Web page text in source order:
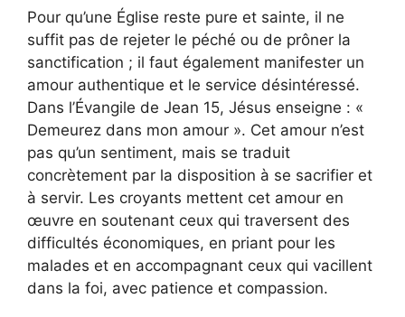
Pour qu’une Église reste pure et sainte, il ne
suffit pas de rejeter le péché ou de prôner la
sanctification ; il faut également manifester un
amour authentique et le service désintéressé.
Dans l’Évangile de Jean 15, Jésus enseigne : «
Demeurez dans mon amour ». Cet amour n’est
pas qu’un sentiment, mais se traduit
concrètement par la disposition à se sacrifier et
à servir. Les croyants mettent cet amour en
œuvre en soutenant ceux qui traversent des
difficultés économiques, en priant pour les
malades et en accompagnant ceux qui vacillent
dans la foi, avec patience et compassion.